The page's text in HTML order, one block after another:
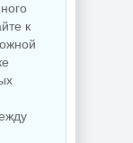
NEW
к